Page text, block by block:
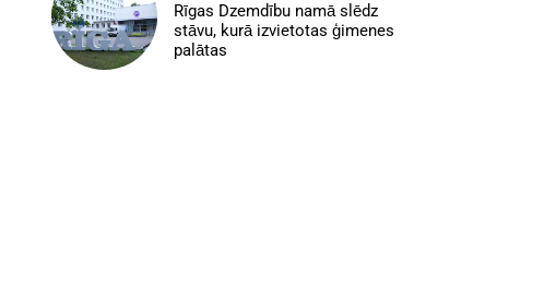
Rīgas Dzemdību namā slēdz
stāvu, kurā izvietotas ģimenes
palātas